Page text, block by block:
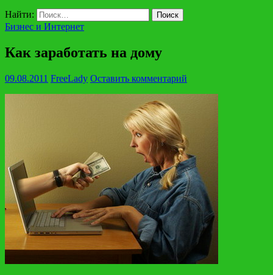
Найти:
Бизнес и Интернет
Как заработать на дому
09.08.2011 FreeLady Оставить комментарий